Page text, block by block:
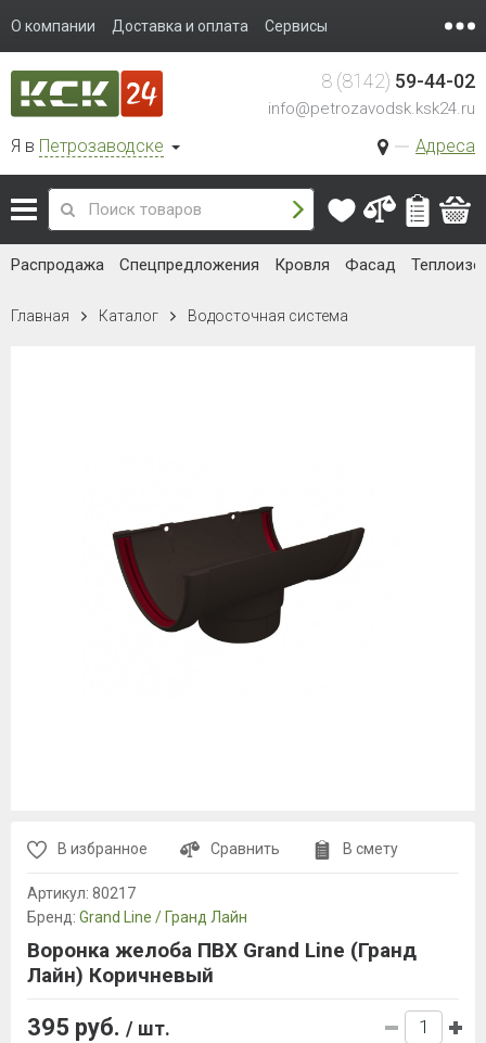
О компании Доставка и оплата Сервисы
Я в Петрозаводске Адреса
8 (8142) 59-44-02
info@petrozavodsk.ksk24.ru
Распродажа Спецпредложения Кровля Фасад
Главная Каталог Водосточная система
В избранное Сравнить В смету
Артикул: 80217
Бренд: Grand Line / Гранд Лайн
Воронка желоба ПВХ Grand Line (Гранд
Лайн) Коричневый
395 руб. / шт.